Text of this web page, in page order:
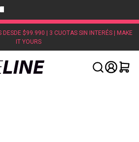
DESDE $99.990 | 3 CUOTAS SIN INTERÉS | MAKE
IT YOURS